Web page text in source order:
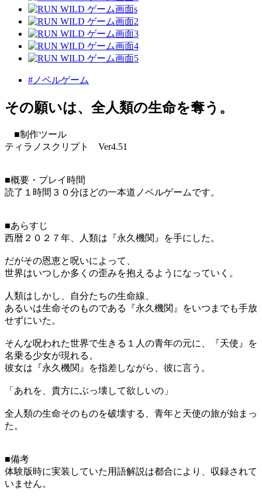
#ノベルゲーム
その願いは、全人類の生命を奪う。
■制作ツール
ティラノスクリプト Ver4.51
■概要・プレイ時間
読了１時間３０分ほどの一本道ノベルゲームです。
■あらすじ
西暦２０２７年、人類は『永久機関』を手にした。
だがその恩恵と呪いによって、
世界はいつしか多くの歪みを抱えるようになっていく。
人類はしかし、自分たちの生命線、
あるいは生命そのものである『永久機関』をいつまでも手放
せずにいた。
そんな呪われた世界で生きる１人の青年の元に、『天使』を
名乗る少女が現れる。
彼女は『永久機関』を指差しながら、彼に言う。
「あれを、貴方にぶっ壊して欲しいの」
全人類の生命そのものを破壊する、青年と天使の旅が始まっ
た。
■備考
体験版時に実装していた用語解説は都合により、収録されて
いません。